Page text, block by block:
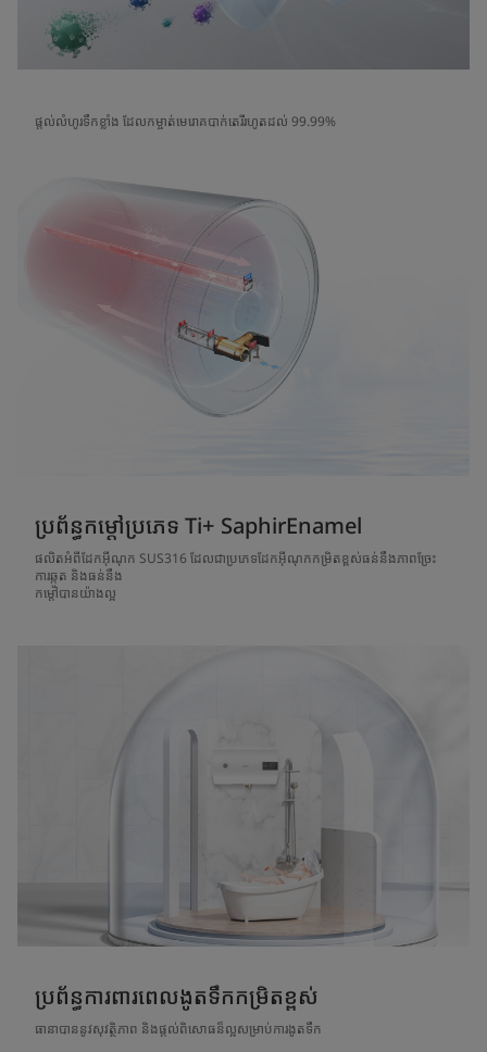
ផ្តល់លំហូរទឹកខ្លាំង ដែលកម្ចាត់មេរោគបាក់តេរីរហូតដល់ 99.99%
ប្រព័ន្ធកម្តៅប្រភេទ Ti+ SaphirEnamel
ផលិតអំពីដែកអ៊ីណុក SUS316 ដែលជាប្រភេទដែកអ៊ីណុកកម្រិតខ្ពស់ធន់នឹងភាពច្រែះ
ការឆ្កូត និងធន់នឹង
កម្តៅបានយ៉ាងល្អ
ប្រព័ន្ធការពារពេលងូតទឹកកម្រិតខ្ពស់
ធានាបាននូវសុវត្ថិភាព និងផ្តល់ពិសោធន៏ល្អសម្រាប់ការងូតទឹក